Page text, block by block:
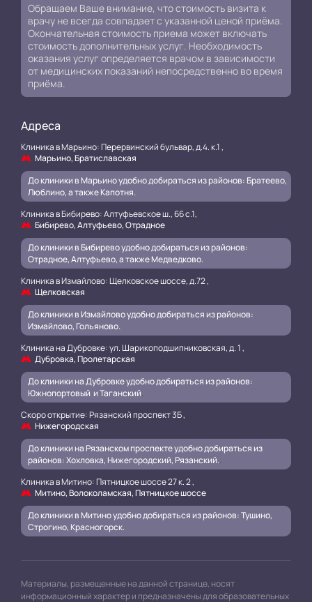
Обращаем Ваше внимание, что стоимость визита к
врачу не всегда совпадает с указанной ценой приёма.
Окончательная стоимость приема может включать
стоимость дополнительных услуг. Необходимость
оказания услуг определяется врачом в зависимости
от медицинских показаний непосредственно во время
приёма.
Адреса
Клиника в Марьино: Перервинский бульвар, д.4. к.1 ,
Марьино, Братиславская
До клиники в Марьино удобно добираться из районов: Братеево,
Люблино, а также Капотня.
Клиника в Бибирево: Алтуфьевское ш., 66 с.1,
Бибирево, Алтуфьево, Отрадное
До клиники в Бибирево удобно добираться из районов:
Отрадное, Алтуфьево, а также Медведково.
Клиника в Измайлово: Щелковское шоссе, д.72 ,
Щелковская
До клиники в Измайлово удобно добираться из районов:
Измайлово, Гольяново.
Клиника на Дубровке: ул. Шарикоподшипниковская, д. 1 ,
Дубровка, Пролетарская
До клиники на Дубровке удобно добираться из районов:
Южнопортовый и Таганский.
Скоро открытие: Рязанский проспект 3Б ,
Нижегородская
До клиники на Рязанском проспекте удобно добираться из
районов: Хохловка, Нижегородский, Рязанский..
Клиника в Митино: Пятницкое шоссе 27 к. 2 ,
Митино, Волоколамская, Пятницкое шоссе
До клиники в Митино удобно добираться из районов: Тушино,
Строгино, Красногорск.
Материалы, размещенные на данной странице, носят
информационный характер и предназначены для образовательных